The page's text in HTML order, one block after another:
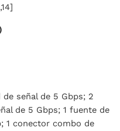
señal de 5 Gbps; 2
de 5 Gbps; 1 fuente de
1 conector combo de